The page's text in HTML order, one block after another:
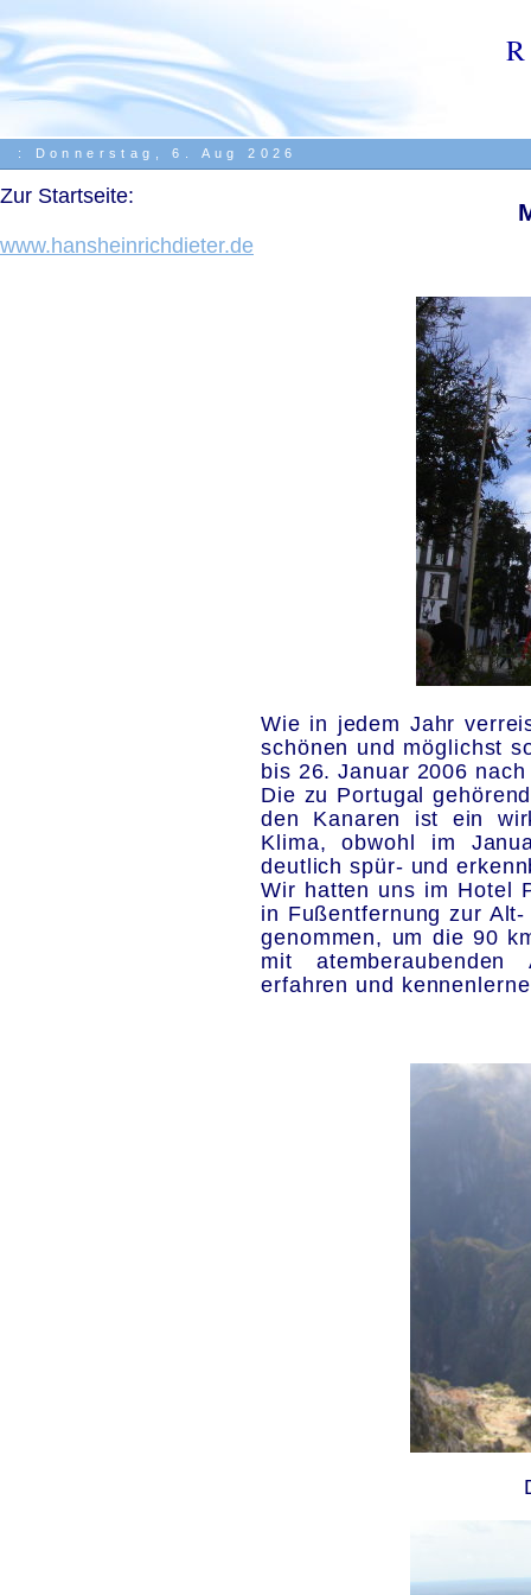
:
Donnerstag, 6. Aug 2026
Zur Startseite:
www.hansheinrichdieter.de
Wie in jedem Jahr
schönen und möglichst
bis 26. Januar 2006
Die zu Portugal
den Kanaren ist ein
Klima, obwohl im
deutlich spür- und
Wir hatten uns im Hotel
in Fußentfernung zur
genommen, um die 90
mit atemberaubenden
erfahren und